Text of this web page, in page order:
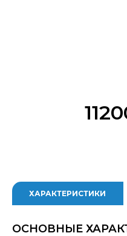
ХАРАКТЕРИСТИКИ
ОСНОВНЫЕ